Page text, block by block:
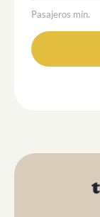
Pasajeros mín.